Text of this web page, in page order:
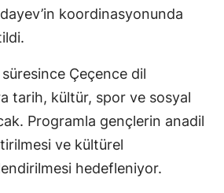
koordinasyonunda
Çeçence dil
tarih, kültür, spor ve sosyal
Programla gençlerin anadil
ve kültürel
hedefleniyor.